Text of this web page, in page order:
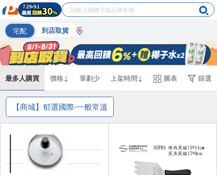
宅配 到店取貨
最多人購買 價格↓ 筆劃少 上架時間↓ 圖表 篩選
【商城】郁選國際-一般常溫